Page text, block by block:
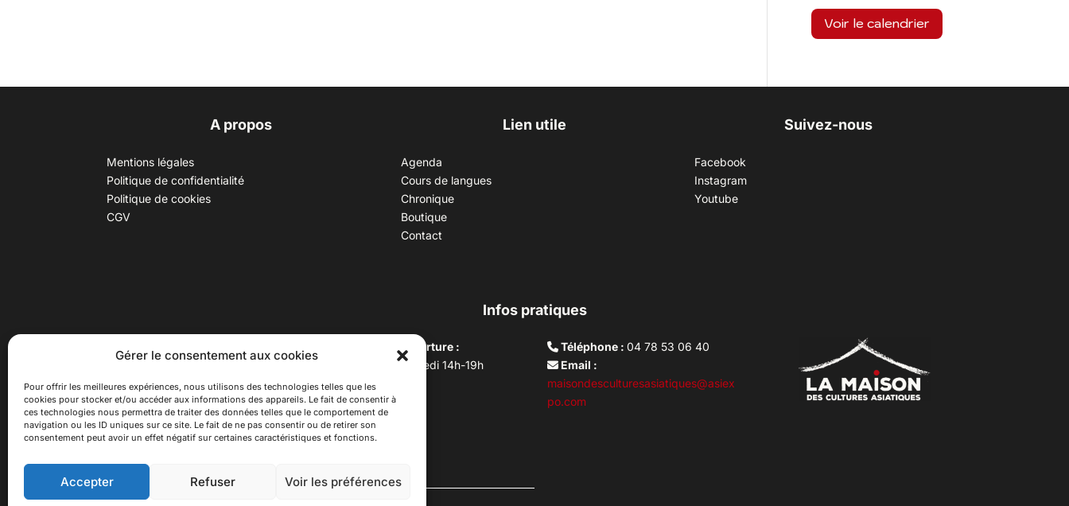
Gérer le consentement aux cookies
Pour offrir les meilleures expériences, nous utilisons des technologies telles que les
cookies pour stocker et/ou accéder aux informations des appareils. Le fait de consentir à
ces technologies nous permettra de traiter des données telles que le comportement de
navigation ou les ID uniques sur ce site. Le fait de ne pas consentir ou de retirer son
consentement peut avoir un effet négatif sur certaines caractéristiques et fonctions.
Accepter Refuser Voir les préférences
Voir le calendrier
A propos
Mentions légales
Politique de confidentialité
Politique de cookies
CGV
Lien utile
Agenda
Cours de langues
Chronique
Boutique
Contact
Suivez-nous
Facebook
Instagram
Youtube
Infos pratiques
(adresse postale : 62 rue St
Maximin, 69003 Lyon)
à 100 mètres du métro D Monplaisir
Lumière, T3 Dauphiné Lacassagne,
bus C16 Dr Rebatel
Horaires d’ouverture :
Du mardi au vendredi 14h-19h
Samedi 10h –17h
Fermeture lundi
Téléphone :04 78 53 06 40
Email :
maisondesculturesasiatiques@asiex
po.com